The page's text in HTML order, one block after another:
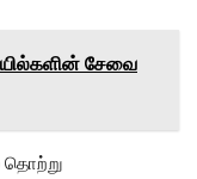
ரயில்களின் சேவை
தொற்று